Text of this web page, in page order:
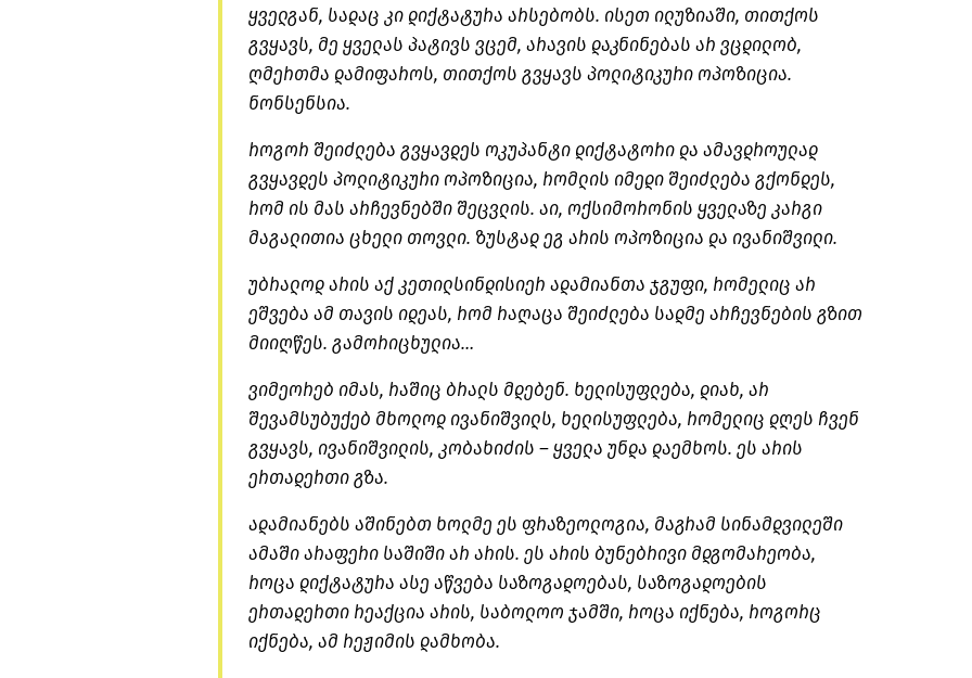
ყველგან, სადაც კი დიქტატურა არსებობს. ისეთ ილუზიაში, თითქოს
გვყავს, მე ყველას პატივს ვცემ, არავის დაკნინებას არ ვცდილობ,
ღმერთმა დამიფაროს, თითქოს გვყავს პოლიტიკური ოპოზიცია.
ნონსენსია.
როგორ შეიძლება გვყავდეს ოკუპანტი დიქტატორი და ამავდროულად
გვყავდეს პოლიტიკური ოპოზიცია, რომლის იმედი შეიძლება გქონდეს,
რომ ის მას არჩევნებში შეცვლის. აი, ოქსიმორონის ყველაზე კარგი
მაგალითია ცხელი თოვლი. ზუსტად ეგ არის ოპოზიცია და ივანიშვილი.
უბრალოდ არის აქ კეთილსინდისიერ ადამიანთა ჯგუფი, რომელიც არ
ეშვება ამ თავის იდეას, რომ რაღაცა შეიძლება სადმე არჩევნების გზით
მიიღწეს. გამორიცხულია…
ვიმეორებ იმას, რაშიც ბრალს მდებენ. ხელისუფლება, დიახ, არ
შევამსუბუქებ მხოლოდ ივანიშვილს, ხელისუფლება, რომელიც დღეს ჩვენ
გვყავს, ივანიშვილის, კობახიძის – ყველა უნდა დაემხოს. ეს არის
ერთადერთი გზა.
ადამიანებს აშინებთ ხოლმე ეს ფრაზეოლოგია, მაგრამ სინამდვილეში
ამაში არაფერი საშიში არ არის. ეს არის ბუნებრივი მდგომარეობა,
როცა დიქტატურა ასე აწვება საზოგადოებას, საზოგადოების
ერთადერთი რეაქცია არის, საბოლოო ჯამში, როცა იქნება, როგორც
იქნება, ამ რეჟიმის დამხობა.